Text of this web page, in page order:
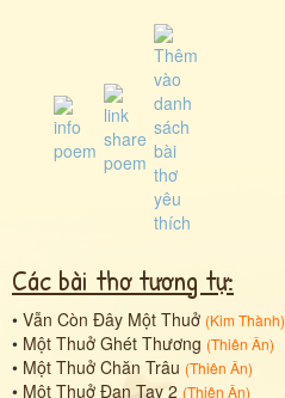
Các bài thơ tương tự:
• Vẫn Còn Đây Một Thuở (Kim Thành)
• Một Thuở Ghét Thương (Thiên Ân)
• Một Thuở Chăn Trâu (Thiên Ân)
• Một Thuở Đan Tay 2 (Thiên Ân)